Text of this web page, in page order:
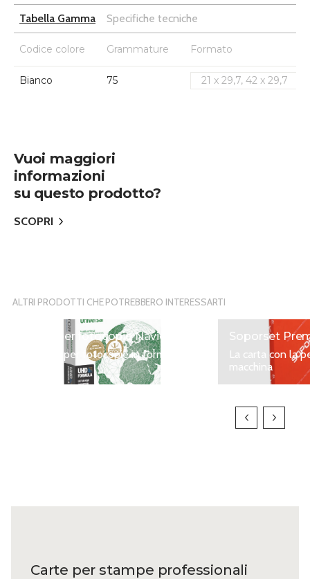
Tabella Gamma Specifiche tecniche
Codice colore Grammature Formato
Bianco 75 21 x 29,7, 42 x 29,7
Vuoi maggiori
informazioni
su questo prodotto?
SCOPRI
ALTRI PRODOTTI CHE POTREBBERO INTERESSARTI
Carta per fotocopie Navigator
La carta per fotocopie in formato
Soporset
La carta con la
macchina
Carte per stampe professionali